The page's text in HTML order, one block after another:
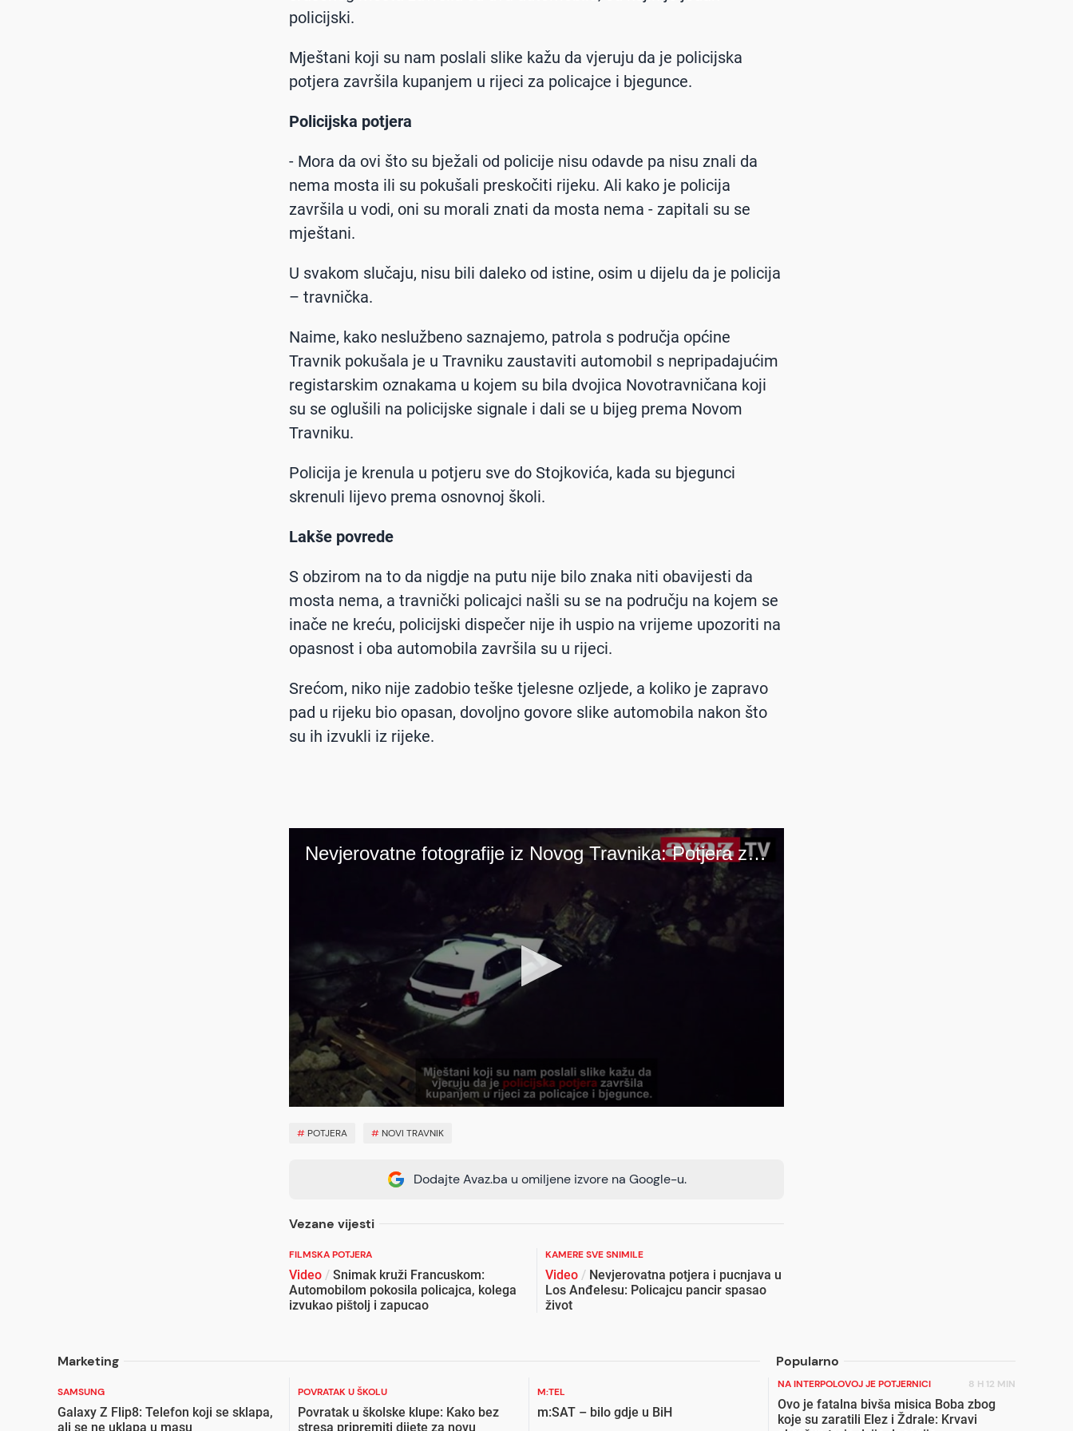
policijski.
Mještani koji su nam poslali slike kažu da vjeruju da je policijska
potjera završila kupanjem u rijeci za policajce i bjegunce.
Policijska potjera
- Mora da ovi što su bježali od policije nisu odavde pa nisu znali da
nema mosta ili su pokušali preskočiti rijeku. Ali kako je policija
završila u vodi, oni su morali znati da mosta nema - zapitali su se
mještani.
U svakom slučaju, nisu bili daleko od istine, osim u dijelu da je policija
– travnička.
Naime, kako neslužbeno saznajemo, patrola s područja općine
Travnik pokušala je u Travniku zaustaviti automobil s nepripadajućim
registarskim oznakama u kojem su bila dvojica Novotravničana koji
su se oglušili na policijske signale i dali se u bijeg prema Novom
Travniku.
Policija je krenula u potjeru sve do Stojkovića, kada su bjegunci
skrenuli lijevo prema osnovnoj školi.
Lakše povrede
S obzirom na to da nigdje na putu nije bilo znaka niti obavijesti da
mosta nema, a travnički policajci našli su se na području na kojem se
inače ne kreću, policijski dispečer nije ih uspio na vrijeme upozoriti na
opasnost i oba automobila završila su u rijeci.
Srećom, niko nije zadobio teške tjelesne ozljede, a koliko je zapravo
pad u rijeku bio opasan, dovoljno govore slike automobila nakon što
su ih izvukli iz rijeke.
# POTJERA # NOVI TRAVNIK
Dodajte Avaz.ba u omiljene izvore na Google-u.
Vezane vijesti
FILMSKA POTJERA
Video / Snimak kruži Francuskom:
Automobilom pokosila policajca, kolega
izvukao pištolj i zapucao
KAMERE SVE SNIMILE
Video / Nevjerovatna potjera i pucnjava u
Los Anđelesu: Policajcu pancir spasao
život
Marketing Popularno
SAMSUNG
Galaxy Z Flip8: Telefon koji se sklapa,
ali se ne uklapa u masu
POVRATAK U ŠKOLU
Povratak u školske klupe: Kako bez
stresa pripremiti dijete za novu
M:TEL
m:SAT – bilo gdje u BiH
NA INTERPOLOVOJ JE POTJERNICI 8 H 12 MIN
Ovo je fatalna bivša misica Boba zbog
koje su zaratili Elez i Ždrale: Krvavi